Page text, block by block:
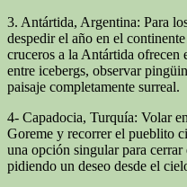
3. Antártida, Argentina: Para
despedir el año en el
cruceros a la Antártida ofrecen
entre icebergs, observar
paisaje completamente surreal.
4- Capadocia, Turquía: Volar
Goreme y recorrer el pueblito
una opción singular para
pidiendo un deseo desde el